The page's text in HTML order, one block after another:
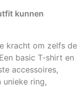
kunnen
kracht om zelfs de
basic T-shirt en
accessoires,
ring,